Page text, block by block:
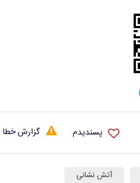
گزارش خطا پسندیدم
آتش نشانی